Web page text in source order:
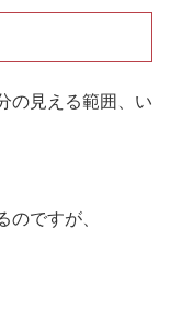
の見える範囲、い
のですが、